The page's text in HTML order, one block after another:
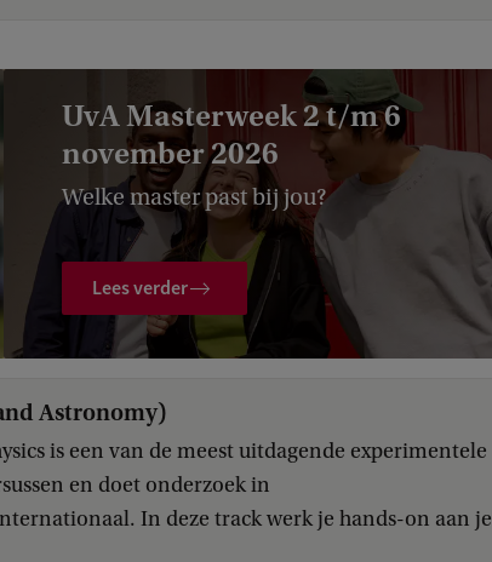
UvA Masterweek 2 t/m 6
november 2026
Welke master past bij jou?
Lees verder
Astronomy)
is een van de meest uitdagende experimentele
en doet onderzoek in
In deze track werk je hands-on aan je